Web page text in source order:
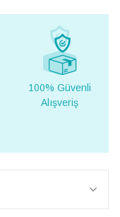
Yurt Dışına
Teslimat